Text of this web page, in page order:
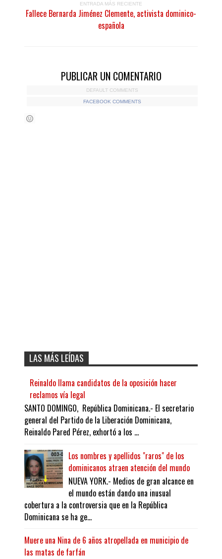
ENTRADA MÁS RECIENTE
Fallece Bernarda Jiménez Clemente, activista dominico-
española
PUBLICAR UN COMENTARIO
DEFAULT COMMENTS
FACEBOOK COMMENTS
LAS MÁS LEÍDAS
Reinaldo llama candidatos de la oposición hacer
reclamos vía legal
SANTO DOMINGO, República Dominicana.- El secretario
general del Partido de la Liberación Dominicana,
Reinaldo Pared Pérez, exhortó a los ...
Los nombres y apellidos "raros" de los
dominicanos atraen atención del mundo
NUEVA YORK.- Medios de gran alcance en
el mundo están dando una inusual
cobertura a la controversia que en la República
Dominicana se ha ge...
Muere una Nina de 6 años atropellada en municipio de
las matas de farfán